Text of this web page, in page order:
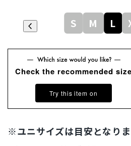
S M L
Check the recommended size
Try this item on
※ユニサイズは目安となりま